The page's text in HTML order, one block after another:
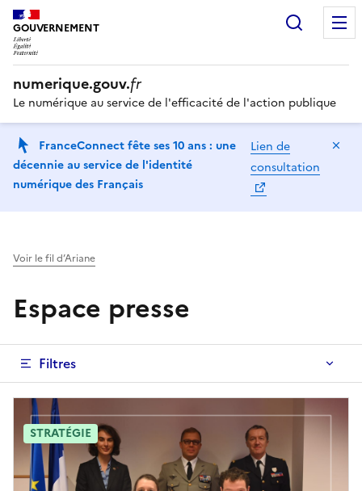
GOUVERNEMENT
numerique.gouv.fr
Le numérique au service de l'efficacité de l'action publique
FranceConnect fête ses 10 ans : une
décennie au service de l'identité
numérique des Français
Lien de
consultation
Voir le fil d’Ariane
Espace presse
Filtres
STRATÉGIE